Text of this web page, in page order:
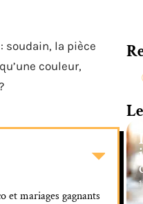
soudain, la pièce
couleur,
et mariages gagnants